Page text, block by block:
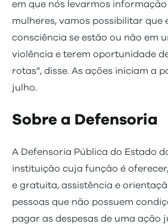
em que nós levarmos
mulheres, vamos possibilitar que
consciência se estão ou não em
violência e terem oportunidade
rotas”, disse. As ações iniciam a
julho.
Sobre a Defensoria
A Defensoria Pública do Estado
instituição cuja função é
e gratuita, assistência e
pessoas que não possuem
pagar as despesas de uma ação